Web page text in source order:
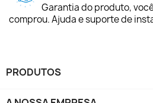
Garantia do produto,
comprou. Ajuda e suporte de
PRODUTOS